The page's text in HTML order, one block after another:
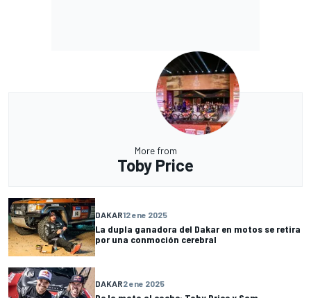
More from
Toby Price
DAKAR12 ene 2025
La dupla ganadora del Dakar en motos se retira
por una conmoción cerebral
DAKAR2 ene 2025